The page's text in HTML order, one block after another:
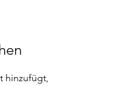
hinzufügt,